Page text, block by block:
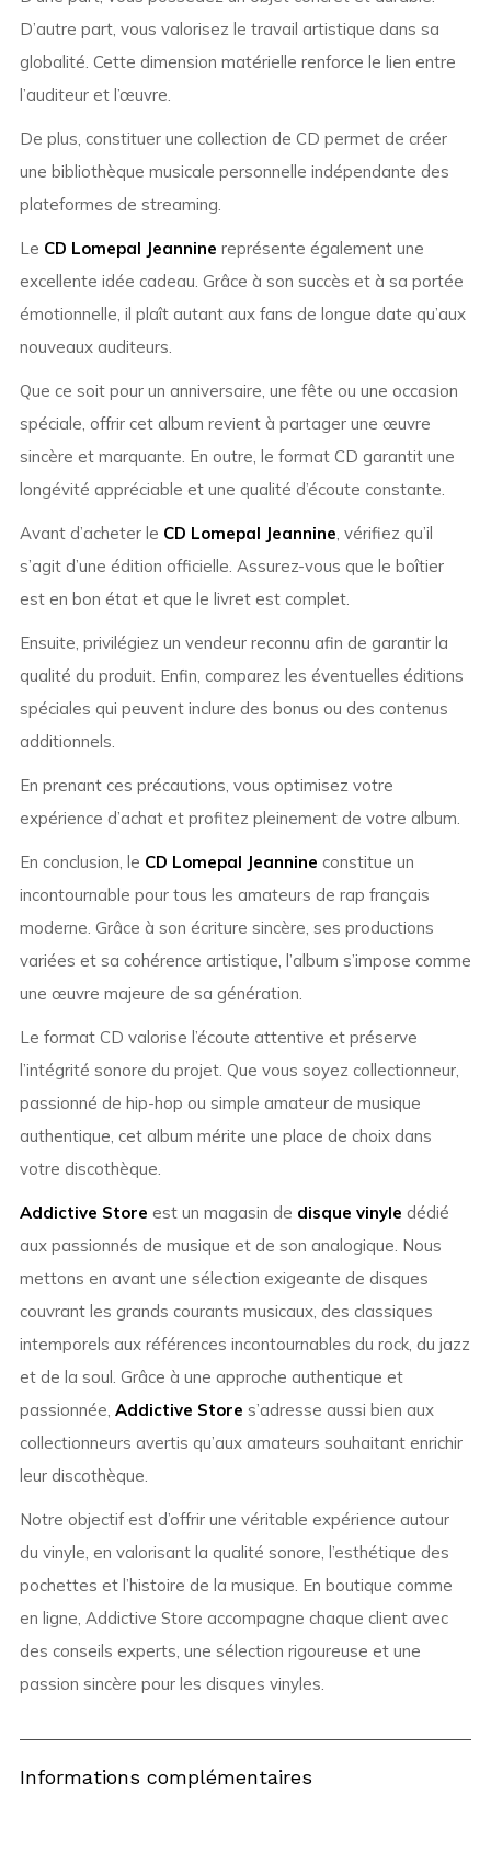
D’autre part, vous valorisez le travail artistique dans sa
globalité. Cette dimension matérielle renforce le lien entre
l’auditeur et l’œuvre.
De plus, constituer une collection de CD permet de créer
une bibliothèque musicale personnelle indépendante des
plateformes de streaming.
Le CD Lomepal Jeannine représente également une
excellente idée cadeau. Grâce à son succès et à sa portée
émotionnelle, il plaît autant aux fans de longue date qu’aux
nouveaux auditeurs.
Que ce soit pour un anniversaire, une fête ou une occasion
spéciale, offrir cet album revient à partager une œuvre
sincère et marquante. En outre, le format CD garantit une
longévité appréciable et une qualité d’écoute constante.
Avant d’acheter le CD Lomepal Jeannine, vérifiez qu’il
s’agit d’une édition officielle. Assurez-vous que le boîtier
est en bon état et que le livret est complet.
Ensuite, privilégiez un vendeur reconnu afin de garantir la
qualité du produit. Enfin, comparez les éventuelles éditions
spéciales qui peuvent inclure des bonus ou des contenus
additionnels.
En prenant ces précautions, vous optimisez votre
expérience d’achat et profitez pleinement de votre album.
En conclusion, le CD Lomepal Jeannine constitue un
incontournable pour tous les amateurs de rap français
moderne. Grâce à son écriture sincère, ses productions
variées et sa cohérence artistique, l’album s’impose comme
une œuvre majeure de sa génération.
Le format CD valorise l’écoute attentive et préserve
l’intégrité sonore du projet. Que vous soyez collectionneur,
passionné de hip-hop ou simple amateur de musique
authentique, cet album mérite une place de choix dans
votre discothèque.
Addictive Store est un magasin de disque vinyle dédié
aux passionnés de musique et de son analogique. Nous
mettons en avant une sélection exigeante de disques
couvrant les grands courants musicaux, des classiques
intemporels aux références incontournables du rock, du jazz
et de la soul. Grâce à une approche authentique et
passionnée, Addictive Store s’adresse aussi bien aux
collectionneurs avertis qu’aux amateurs souhaitant enrichir
leur discothèque.
Notre objectif est d’offrir une véritable expérience autour
du vinyle, en valorisant la qualité sonore, l’esthétique des
pochettes et l’histoire de la musique. En boutique comme
en ligne, Addictive Store accompagne chaque client avec
des conseils experts, une sélection rigoureuse et une
passion sincère pour les disques vinyles.
Informations complémentaires